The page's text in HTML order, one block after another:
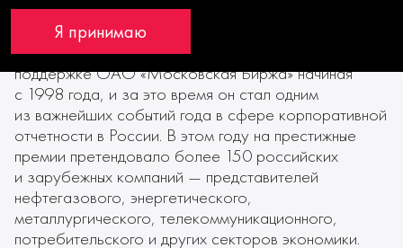
12 ноября 2013 года состоялось торжественное
награждение лауреатов XVI Ежегодного конкурса
годовых отчетов. Конкурс проводится при
поддержке ОАО «Московская Биржа» начиная
с 1998 года, и за это время он стал одним
из важнейших событий года в сфере корпоративной
отчетности в России. В этом году на престижные
премии претендовало более 150 российских
и зарубежных компаний — представителей
нефтегазового, энергетического,
металлургического, телекоммуникационного,
потребительского и других секторов экономики.
Я принимаю